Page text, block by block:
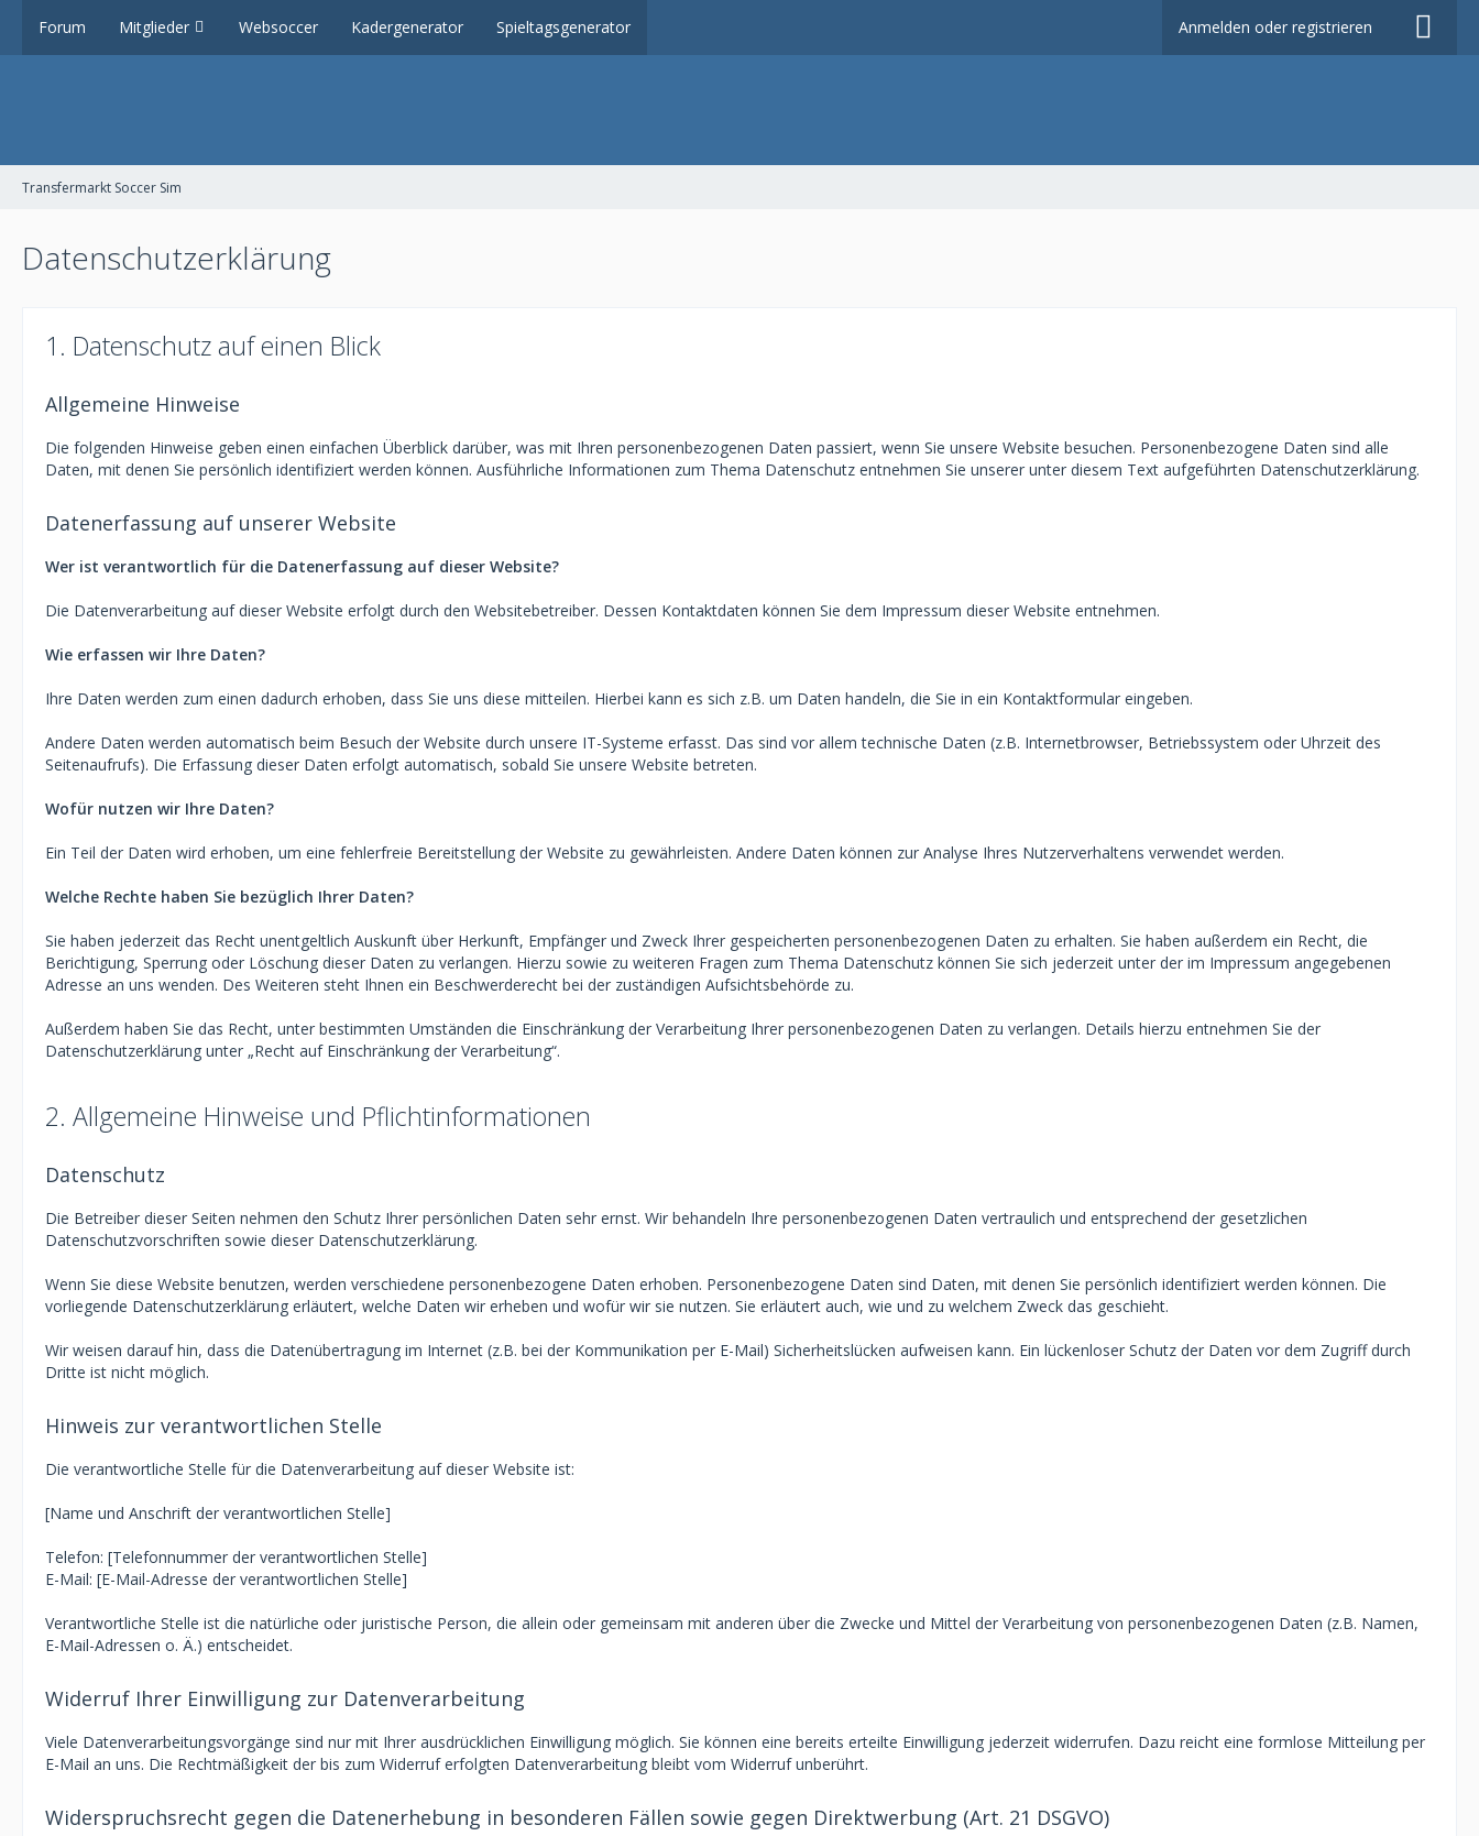
Forum Mitglieder Websoccer Kadergenerator Spieltagsgenerator Anmelden oder registrieren
Transfermarkt Soccer Sim
Datenschutzerklärung
1. Datenschutz auf einen Blick
Allgemeine Hinweise
Die folgenden Hinweise geben einen einfachen Überblick darüber, was mit Ihren personenbezogenen Daten passiert, wenn Sie unsere Website besuchen. Personenbezogene Daten sind alle
Daten, mit denen Sie persönlich identifiziert werden können. Ausführliche Informationen zum Thema Datenschutz entnehmen Sie unserer unter diesem Text aufgeführten Datenschutzerklärung.
Datenerfassung auf unserer Website
Wer ist verantwortlich für die Datenerfassung auf dieser Website?
Die Datenverarbeitung auf dieser Website erfolgt durch den Websitebetreiber. Dessen Kontaktdaten können Sie dem Impressum dieser Website entnehmen.
Wie erfassen wir Ihre Daten?
Ihre Daten werden zum einen dadurch erhoben, dass Sie uns diese mitteilen. Hierbei kann es sich z.B. um Daten handeln, die Sie in ein Kontaktformular eingeben.
Andere Daten werden automatisch beim Besuch der Website durch unsere IT-Systeme erfasst. Das sind vor allem technische Daten (z.B. Internetbrowser, Betriebssystem oder Uhrzeit des
Seitenaufrufs). Die Erfassung dieser Daten erfolgt automatisch, sobald Sie unsere Website betreten.
Wofür nutzen wir Ihre Daten?
Ein Teil der Daten wird erhoben, um eine fehlerfreie Bereitstellung der Website zu gewährleisten. Andere Daten können zur Analyse Ihres Nutzerverhaltens verwendet werden.
Welche Rechte haben Sie bezüglich Ihrer Daten?
Sie haben jederzeit das Recht unentgeltlich Auskunft über Herkunft, Empfänger und Zweck Ihrer gespeicherten personenbezogenen Daten zu erhalten. Sie haben außerdem ein Recht, die
Berichtigung, Sperrung oder Löschung dieser Daten zu verlangen. Hierzu sowie zu weiteren Fragen zum Thema Datenschutz können Sie sich jederzeit unter der im Impressum angegebenen
Adresse an uns wenden. Des Weiteren steht Ihnen ein Beschwerderecht bei der zuständigen Aufsichtsbehörde zu.
Außerdem haben Sie das Recht, unter bestimmten Umständen die Einschränkung der Verarbeitung Ihrer personenbezogenen Daten zu verlangen. Details hierzu entnehmen Sie der
Datenschutzerklärung unter „Recht auf Einschränkung der Verarbeitung“.
2. Allgemeine Hinweise und Pflichtinformationen
Datenschutz
Die Betreiber dieser Seiten nehmen den Schutz Ihrer persönlichen Daten sehr ernst. Wir behandeln Ihre personenbezogenen Daten vertraulich und entsprechend der gesetzlichen
Datenschutzvorschriften sowie dieser Datenschutzerklärung.
Wenn Sie diese Website benutzen, werden verschiedene personenbezogene Daten erhoben. Personenbezogene Daten sind Daten, mit denen Sie persönlich identifiziert werden können. Die
vorliegende Datenschutzerklärung erläutert, welche Daten wir erheben und wofür wir sie nutzen. Sie erläutert auch, wie und zu welchem Zweck das geschieht.
Wir weisen darauf hin, dass die Datenübertragung im Internet (z.B. bei der Kommunikation per E-Mail) Sicherheitslücken aufweisen kann. Ein lückenloser Schutz der Daten vor dem Zugriff durch
Dritte ist nicht möglich.
Hinweis zur verantwortlichen Stelle
Die verantwortliche Stelle für die Datenverarbeitung auf dieser Website ist:
[Name und Anschrift der verantwortlichen Stelle]
Telefon: [Telefonnummer der verantwortlichen Stelle]
E-Mail: [E-Mail-Adresse der verantwortlichen Stelle]
Verantwortliche Stelle ist die natürliche oder juristische Person, die allein oder gemeinsam mit anderen über die Zwecke und Mittel der Verarbeitung von personenbezogenen Daten (z.B. Namen,
E-Mail-Adressen o. Ä.) entscheidet.
Widerruf Ihrer Einwilligung zur Datenverarbeitung
Viele Datenverarbeitungsvorgänge sind nur mit Ihrer ausdrücklichen Einwilligung möglich. Sie können eine bereits erteilte Einwilligung jederzeit widerrufen. Dazu reicht eine formlose Mitteilung per
E-Mail an uns. Die Rechtmäßigkeit der bis zum Widerruf erfolgten Datenverarbeitung bleibt vom Widerruf unberührt.
Widerspruchsrecht gegen die Datenerhebung in besonderen Fällen sowie gegen Direktwerbung (Art. 21 DSGVO)